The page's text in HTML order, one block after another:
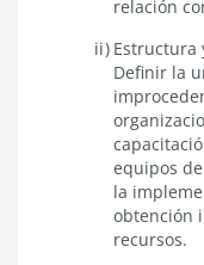
relación
Estructura
Definir la
equipos
la
obtención
recursos.